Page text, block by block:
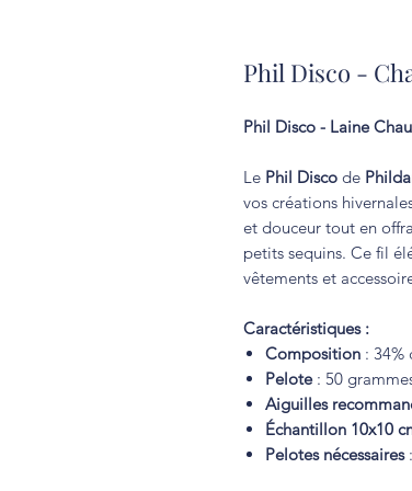
Phil Disco -
Phil Disco - Laine
Le Phil Disco de
vos créations
et douceur tout en
petits sequins. Ce fil
vêtements et
Caractéristiques :
Composition : 34%
Pelote: 50
Aiguilles
Échantillon 10x10
Pelotes nécessaires